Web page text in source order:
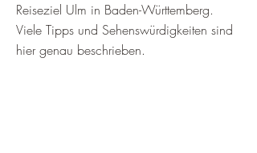
Reiseziel Ulm in Baden-Württemberg.
Viele Tipps und Sehenswürdigkeiten sind
hier genau beschrieben.